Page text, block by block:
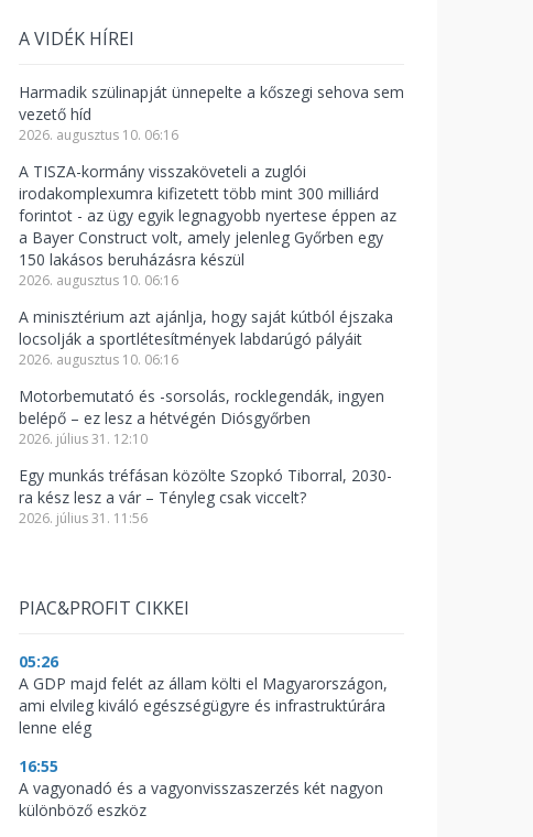
A VIDÉK HÍREI
Harmadik szülinapját ünnepelte a kőszegi sehova sem
vezető híd
2026. augusztus 10. 06:16
A TISZA-kormány visszaköveteli a zuglói
irodakomplexumra kifizetett több mint 300 milliárd
forintot - az ügy egyik legnagyobb nyertese éppen az
a Bayer Construct volt, amely jelenleg Győrben egy
150 lakásos beruházásra készül
2026. augusztus 10. 06:16
A minisztérium azt ajánlja, hogy saját kútból éjszaka
locsolják a sportlétesítmények labdarúgó pályáit
2026. augusztus 10. 06:16
Motorbemutató és -sorsolás, rocklegendák, ingyen
belépő – ez lesz a hétvégén Diósgyőrben
2026. július 31. 12:10
Egy munkás tréfásan közölte Szopkó Tiborral, 2030-
ra kész lesz a vár – Tényleg csak viccelt?
2026. július 31. 11:56
PIAC&PROFIT CIKKEI
05:26
A GDP majd felét az állam költi el Magyarországon,
ami elvileg kiváló egészségügyre és infrastruktúrára
lenne elég
16:55
A vagyonadó és a vagyonvisszaszerzés két nagyon
különböző eszköz